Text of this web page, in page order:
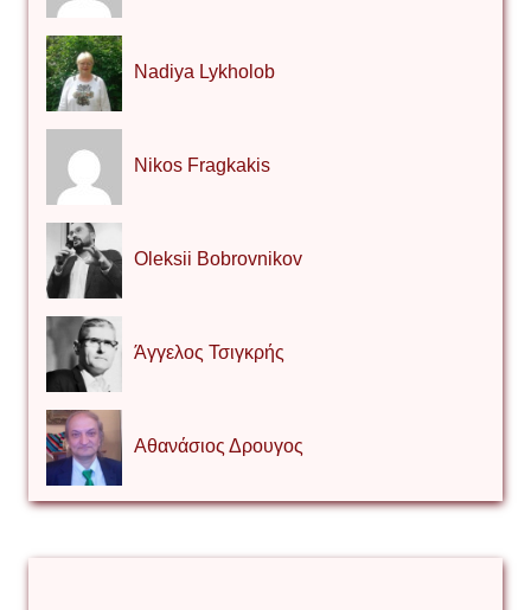
Nadiya Lykholob
Nikos Fragkakis
Oleksii Bobrovnikov
Άγγελος Τσιγκρής
Αθανάσιος Δρουγος